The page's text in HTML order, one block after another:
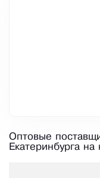
Оптовые
Екатеринбурга на